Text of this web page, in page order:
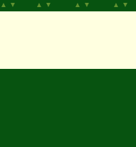
▲
▼
▲
▼
▲
▼
▲
▼